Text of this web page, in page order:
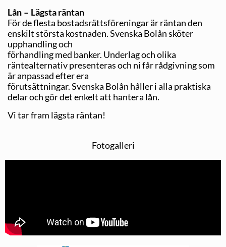
Lån – Lägsta räntan
För de flesta bostadsrättsföreningar är räntan den
enskilt största kostnaden. Svenska Bolån sköter
upphandling och
förhandling med banker. Underlag och olika
räntealternativ presenteras och ni får rådgivning som
är anpassad efter era
förutsättningar. Svenska Bolån håller i alla praktiska
delar och gör det enkelt att hantera lån.
Vi tar fram lägsta räntan!
Fotogalleri